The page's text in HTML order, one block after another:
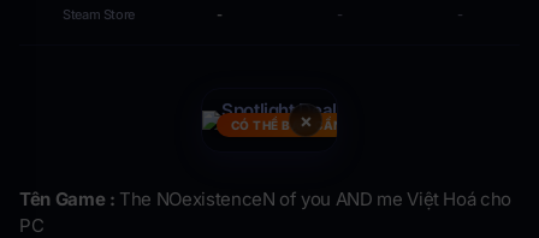
Steam Store - - -
×
CÓ THỂ BẠN CẦN
Tên Game : The NOexistenceN of you AND me Việt Hoá cho
PC